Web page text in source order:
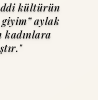
kültürün
aylak
kadınlara